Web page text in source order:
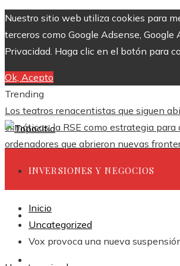
Nuestro sitio web utiliza cookies para
terceros como Google Adsense,
Privacidad. Haga clic en el botón para
Ok, Acepto
Trending
Los teatros renacentistas que siguen
climáticas: la RSE como estrategia
ordenadores que abrieron nuevas
INVERSIONES Y NEGOCIOS
CIENCIA Y TECNOLOGÍA
Inicio
Uncategorized
Vox provoca una nueva